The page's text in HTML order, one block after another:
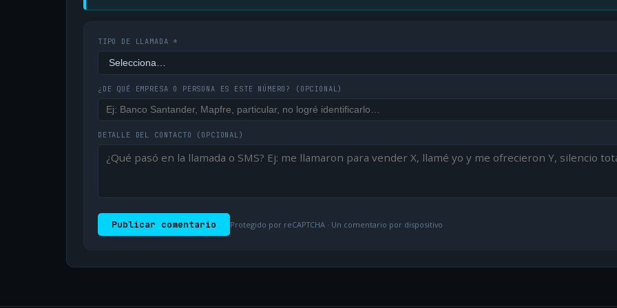
TIPO DE LLAMADA *
¿DE QUÉ EMPRESA O PERSONA ES ESTE NÚMERO? (OPCIONAL)
DETALLE DEL CONTACTO (OPCIONAL)
Publicar comentario Protegido por reCAPTCHA · Un comentario por dispositivo